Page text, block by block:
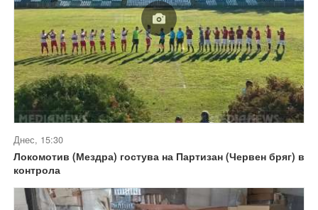
Днес, 15:30
Локомотив (Мездра) гостува на Партизан (Червен бряг) в
контрола